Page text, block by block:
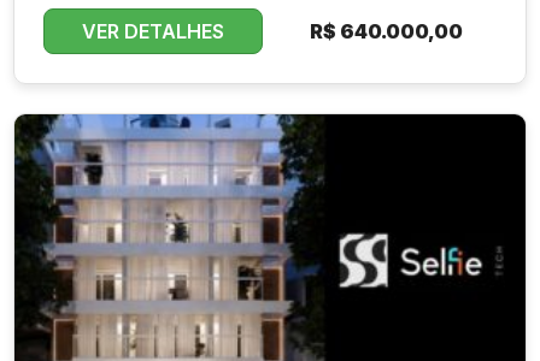
VER DETALHES R$ 640.000,00